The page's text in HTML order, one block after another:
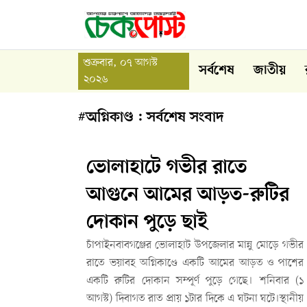
শুক্রবার, ০৭ আগস্ট
২০২৬
সর্বশেষ জাতীয়
#অগ্নিকাণ্ড : সর্বশেষ সংবাদ
ভোলাহাটে গভীর রাতে
আগুনে আমের আড়ত-রুটির
দোকান পুড়ে ছাই
চাঁপাইনবাবগঞ্জের ভোলাহাট উপজেলার মান্নু মোড়ে গভীর
রাতে ভয়াবহ অগ্নিকাণ্ডে একটি আমের আড়ত ও পাশের
একটি রুটির দোকান সম্পূর্ণ পুড়ে গেছে। শনিবার (১
আগস্ট) দিবাগত রাত প্রায় ১টার দিকে এ ঘটনা ঘটে।স্থানীয়